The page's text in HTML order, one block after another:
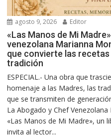
agosto 9, 2026 Editor
«Las Manos de Mi
venezolana Marianna
que convierte las
tradición
ESPECIAL.- Una obra que
homenaje a las Madres, las
que se transmiten de
La Abogado y Chef
«Las Manos de Mi Madre», un
invita al lector...